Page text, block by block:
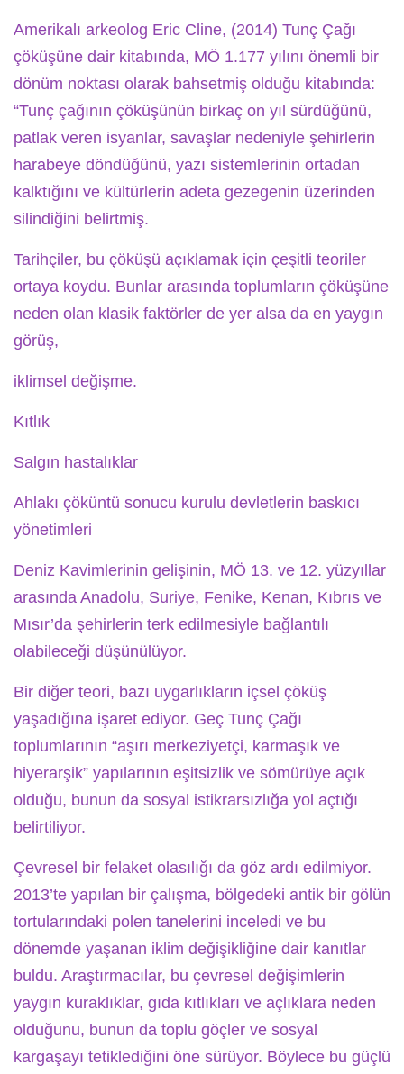
Amerikalı arkeolog Eric Cline, (2014) Tunç Çağı
çöküşüne dair kitabında, MÖ 1.177 yılını önemli bir
dönüm noktası olarak bahsetmiş olduğu kitabında:
“Tunç çağının çöküşünün birkaç on yıl sürdüğünü,
patlak veren isyanlar, savaşlar nedeniyle şehirlerin
harabeye döndüğünü, yazı sistemlerinin ortadan
kalktığını ve kültürlerin adeta gezegenin üzerinden
silindiğini belirtmiş.
Tarihçiler, bu çöküşü açıklamak için çeşitli teoriler
ortaya koydu. Bunlar arasında toplumların çöküşüne
neden olan klasik faktörler de yer alsa da en yaygın
görüş,
iklimsel değişme.
Kıtlık
Salgın hastalıklar
Ahlakı çöküntü sonucu kurulu devletlerin baskıcı
yönetimleri
Deniz Kavimlerinin gelişinin, MÖ 13. ve 12. yüzyıllar
arasında Anadolu, Suriye, Fenike, Kenan, Kıbrıs ve
Mısır’da şehirlerin terk edilmesiyle bağlantılı
olabileceği düşünülüyor.
Bir diğer teori, bazı uygarlıkların içsel çöküş
yaşadığına işaret ediyor. Geç Tunç Çağı
toplumlarının “aşırı merkeziyetçi, karmaşık ve
hiyerarşik” yapılarının eşitsizlik ve sömürüye açık
olduğu, bunun da sosyal istikrarsızlığa yol açtığı
belirtiliyor.
Çevresel bir felaket olasılığı da göz ardı edilmiyor.
2013’te yapılan bir çalışma, bölgedeki antik bir gölün
tortularındaki polen tanelerini inceledi ve bu
dönemde yaşanan iklim değişikliğine dair kanıtlar
buldu. Araştırmacılar, bu çevresel değişimlerin
yaygın kuraklıklar, gıda kıtlıkları ve açlıklara neden
olduğunu, bunun da toplu göçler ve sosyal
kargaşayı tetiklediğini öne sürüyor. Böylece bu güçlü